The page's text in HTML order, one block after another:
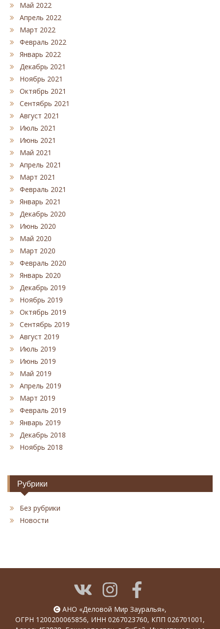
Май 2022
Апрель 2022
Март 2022
Февраль 2022
Январь 2022
Декабрь 2021
Ноябрь 2021
Октябрь 2021
Сентябрь 2021
Август 2021
Июль 2021
Июнь 2021
Май 2021
Апрель 2021
Март 2021
Февраль 2021
Январь 2021
Декабрь 2020
Июнь 2020
Май 2020
Март 2020
Февраль 2020
Январь 2020
Декабрь 2019
Ноябрь 2019
Октябрь 2019
Сентябрь 2019
Август 2019
Июль 2019
Июнь 2019
Май 2019
Апрель 2019
Март 2019
Февраль 2019
Январь 2019
Декабрь 2018
Ноябрь 2018
Рубрики
Без рубрики
Новости
АНО «Деловой Мир Зауралья»,
ОГРН 1200200065856, ИНН 0267023760, КПП 026701001,